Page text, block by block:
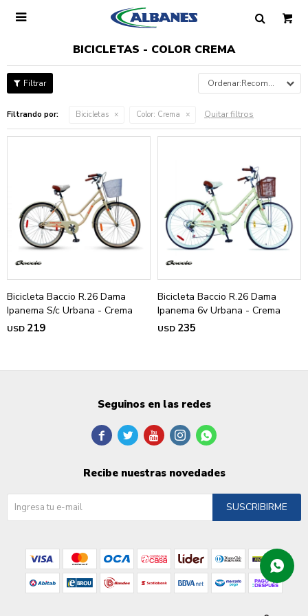

BICICLETAS - COLOR CREMA
Recomendados
Filtrando por: Bicicletas Color: Crema Quitar filtros
Bicicleta Baccio R.26 Dama
Ipanema S/c Urbana - Crema
USD 219
Bicicleta Baccio R.26 Dama
Ipanema 6v Urbana - Crema
USD 235
Seguinos en las redes
    
Recibe nuestras novedades
SUSCRIBIRME